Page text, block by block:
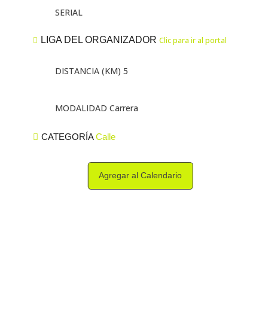
SERIAL
LIGA DEL ORGANIZADOR Clic para ir al portal
DISTANCIA (KM) 5
MODALIDAD Carrera
CATEGORÍACalle
Agregar al Calendario